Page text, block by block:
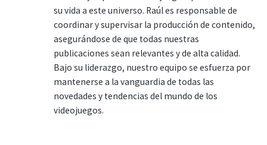
su vida a este universo. Raúl es responsable de
coordinar y supervisar la producción de contenido,
asegurándose de que todas nuestras
publicaciones sean relevantes y de alta calidad.
Bajo su liderazgo, nuestro equipo se esfuerza por
mantenerse a la vanguardia de todas las
novedades y tendencias del mundo de los
videojuegos.